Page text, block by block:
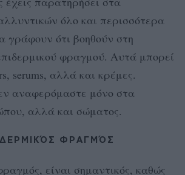
όλο και περισσότερα
γράφουν ότι βοηθούν στη
φραγμού. Αυτά μπορεί
serums, αλλά και κρέμες.
αναφερόμαστε μόνο στα
αλλά και σώματος.
ΦΡΑΓΜΌΣ
είναι σημαντικός, καθώς